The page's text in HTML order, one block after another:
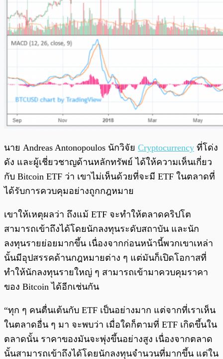
นาย Andreas Antonopoulos นักวิจัย Cryptocurrency ที่โด่ง
ดัง และผู้เชี่ยวชาญด้านหลักทรัพย์ ได้ให้ความเห็นเกี่ยว
กับ Bitcoin ETF ว่า เขาไม่เห็นด้วยที่จะมี ETF ในตลาดที่
ได้รับการควบคุมอย่างถูกกฎหมาย
เขาให้เหตุผลว่า ถึงแม้ ETF จะทำให้ตลาดคริปโต
สามารถเข้าถึงได้โดยนักลงทุนระดับสถาบัน และนัก
ลงทุนรายย่อยมากขึ้น เนื่องจากก่อนหน้านี้พวกเขาเหล่า
นั้นมีอุปสรรคด้านกฎหมายต่าง ๆ แต่มันก็เปิดโอกาสที่
ทำให้นักลงทุนรายใหญ่ ๆ สามารถเข้ามาควบคุมราคา
ของ Bitcoin ได้อีกเช่นกัน
“ทุก ๆ คนตื่นเต้นกับ ETF เป็นอย่างมาก แต่จากที่เราเห็น
ในตลาดอื่น ๆ มา จะพบว่า เมื่อใดก็ตามที่ ETF เกิดขึ้นใน
ตลาดนั้น ราคาของมันจะพุ่งขึ้นอย่างสูง เนื่องจากตลาด
นั้นสามารถเข้าถึงได้โดยนักลงทุนจำนวนที่มากขึ้น แต่ใน